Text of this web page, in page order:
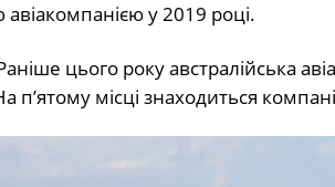
у 2019 році.
цього року австралійська
п’ятому місці знаходиться